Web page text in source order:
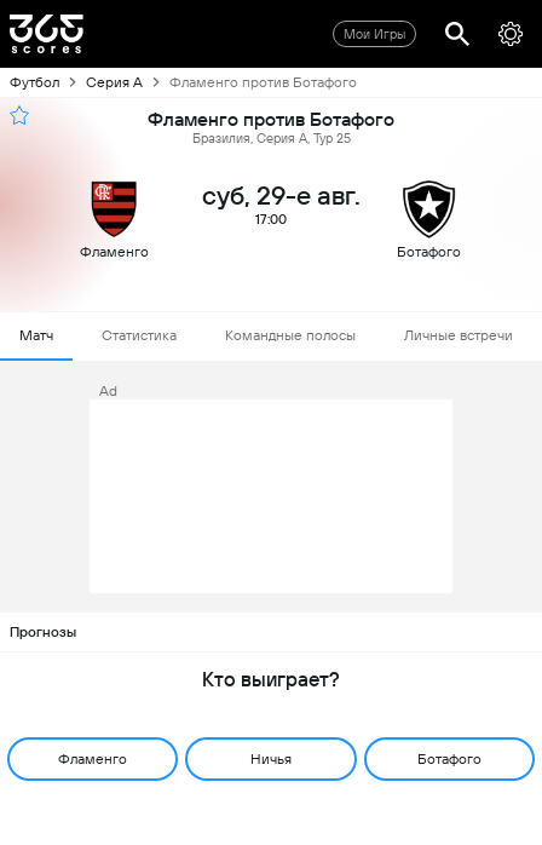
Мои Игры
Футбол Серия А Фламенго против Ботафого
Фламенго против Ботафого
Бразилия, Серия А, Тур 25
Фламенго
суб, 29-е авг.
17:00
Ботафого
Матч Статистика Командные полосы Личные встречи
Ad
Прогнозы
Кто выиграет?
Фламенго Ничья Ботафого